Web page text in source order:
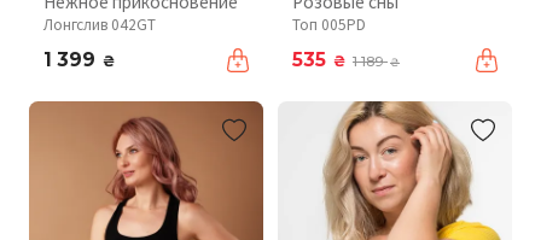
Лонгслив 042GT
1 399 ₴
Топ 005PD
535 ₴ 1 189₴